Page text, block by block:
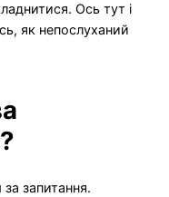
Ось тут і
як непослуханий
запитання.